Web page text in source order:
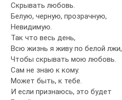
Скрывать любовь.
Белую, черную, прозрачную,
Невидимую.
Так что весь день,
Всю жизнь я живу по белой лжи,
Чтобы скрывать мою любовь.
Сам не знаю к кому.
Может быть, к тебе.
И если признаюсь, это будет